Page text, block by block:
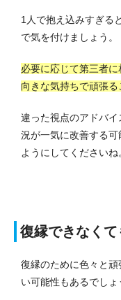
1人で抱え込みすぎる
で気を付けましょう。
必要に応じて第三者
向きな気持ちで頑張
違った視点のアドバ
況が一気に改善する
ようにしてくださいね
復縁できなく
復縁のために色々と
い可能性もあるでしょ